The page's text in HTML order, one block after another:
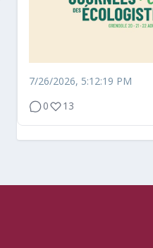
7/26/2026, 5:12:19 PM
0
13